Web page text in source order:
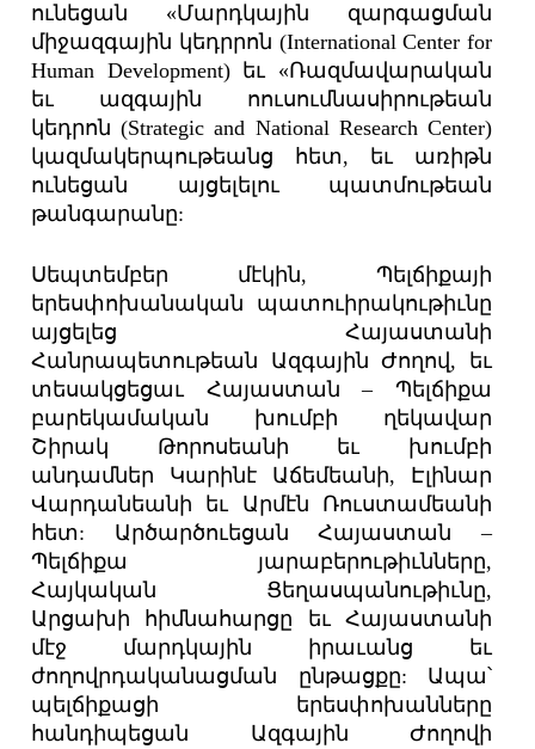
ունեցան «Մարդկային զարգացման
միջազգային կեդրրոն (International Center for
Human Development) եւ «Ռազմավարական
եւ ազգային ոուսումնասիրութեան
կեդրոն (Strategic and National Research Center)
կազմակերպութեանց հետ, եւ առիթն
ունեցան այցելելու պատմութեան
թանգարանը:
Սեպտեմբեր մէկին, Պելճիքայի
երեսփոխանական պատուիրակութիւնը
այցելեց Հայաստանի
Հանրապետութեան Ազգային Ժողով, եւ
տեսակցեցաւ Հայաստան – Պելճիքա
բարեկամական խումբի ղեկավար
Շիրակ Թորոսեանի եւ խումբի
անդամներ Կարինէ Աճեմեանի, Էլինար
Վարդանեանի եւ Արմէն Ռուստամեանի
հետ: Արծարծուեցան Հայաստան –
Պելճիքա յարաբերութիւնները,
Հայկական Ցեղասպանութիւնը,
Արցախի հիմնահարցը եւ Հայաստանի
մէջ մարդկային իրաւանց եւ
ժողովրդականացման ընթացքը: Ապա՝
պելճիքացի երեսփոխանները
հանդիպեցան Ազգային Ժողովի